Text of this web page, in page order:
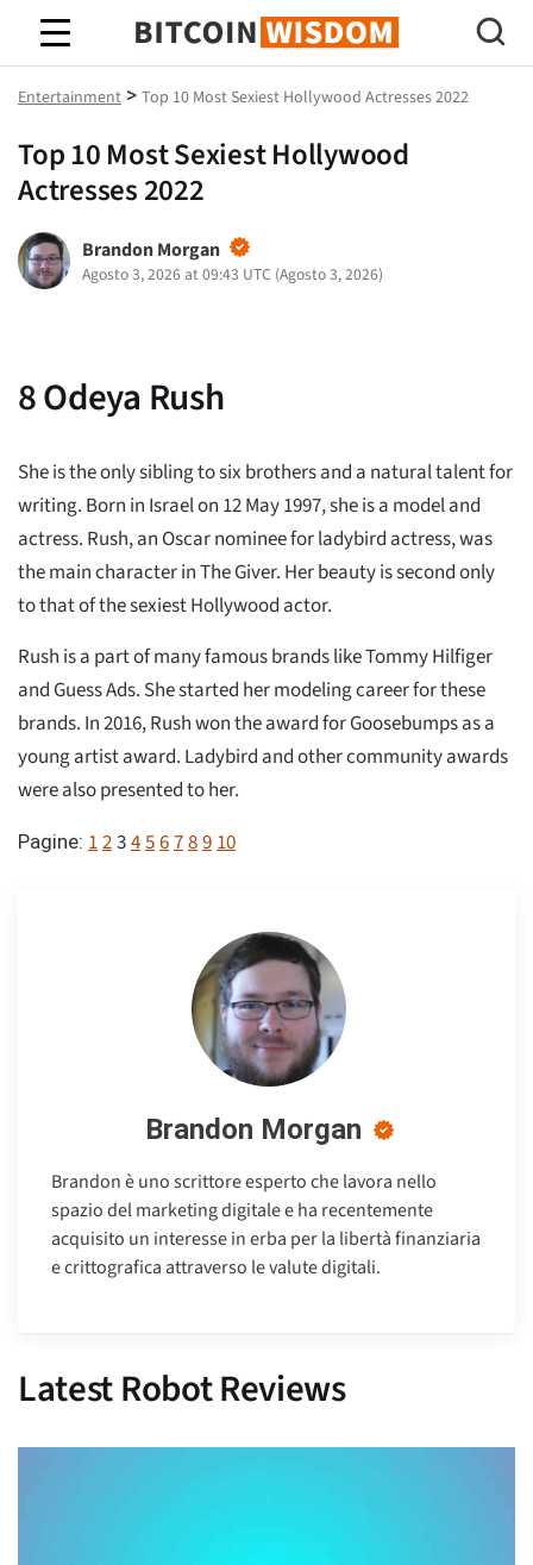
Saggezza Bitcoin
Entertainment > Top 10 Most Sexiest Hollywood Actresses 2022
Top 10 Most Sexiest Hollywood
Actresses 2022
Brandon Morgan
Agosto 3, 2026 at 09:43 UTC (Agosto 3, 2026)
8Odeya Rush
She is the only sibling to six brothers and a natural talent for
writing. Born in Israel on 12 May 1997, she is a model and
actress. Rush, an Oscar nominee for ladybird actress, was
the main character in The Giver. Her beauty is second only
to that of the sexiest Hollywood actor.
Rush is a part of many famous brands like Tommy Hilfiger
and Guess Ads. She started her modeling career for these
brands. In 2016, Rush won the award for Goosebumps as a
young artist award. Ladybird and other community awards
were also presented to her.
Pagine: 12345678910
Brandon Morgan
Brandon è uno scrittore esperto che lavora nello
spazio del marketing digitale e ha recentemente
acquisito un interesse in erba per la libertà finanziaria
e crittografica attraverso le valute digitali.
Latest Robot Reviews